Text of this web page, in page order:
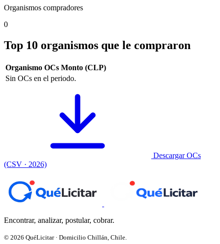
Organismos compradores
0
Top 10 organismos que le compraron
Organismo OCs Monto (CLP)
Sin OCs en el periodo.
Descargar OCs
(CSV · 2026)
Encontrar, analizar, postular, cobrar.
© 2026 QuéLicitar · Domicilio Chillán, Chile.